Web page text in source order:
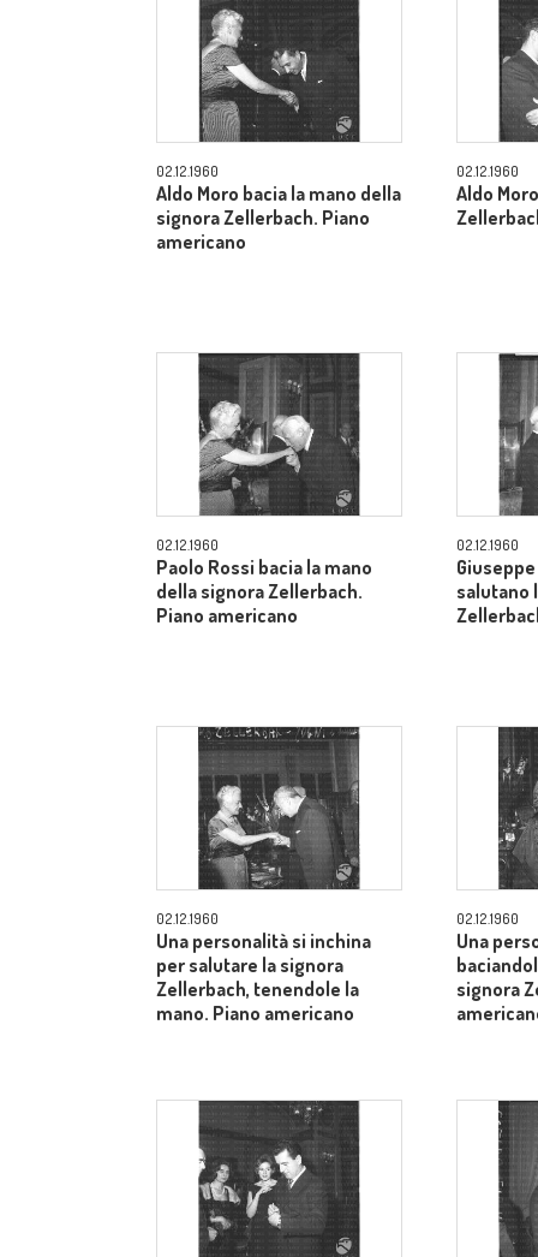
02.12.1960
Aldo Moro bacia la mano della
signora Zellerbach. Piano
americano
02.12.1960
Aldo
02.12.1960
Paolo Rossi bacia la mano
della signora Zellerbach.
Piano americano
02.12.1960
salutano
02.12.1960
Una personalità si inchina
per salutare la signora
Zellerbach, tenendole la
mano. Piano americano
02.12.1960
Una
signora